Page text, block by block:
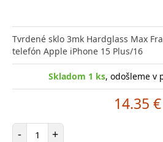
Tvrdené sklo 3mk Hardglass Max
telefón Apple iPhone 15 Plus/16
Skladom 1 ks, odošleme v
14.35 €
- Počet položiek
+